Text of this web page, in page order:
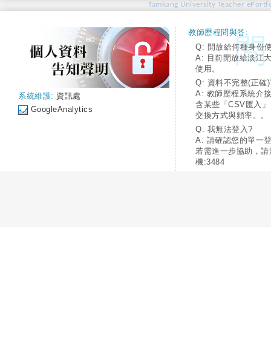
Tamkang University Teacher
系統維護: 資訊處
GoogleAnalytics
教師歷程問與答:
Q: 開放給何種身份
A: 目前開放給淡江
使用。
Q: 資料不完整(正確
A: 教師歷程系統介
含某些「CSV匯入
交換方式與頻率。。
Q: 我無法登入?
A: 請確認您的單一
若需進一步協助，
機:3484